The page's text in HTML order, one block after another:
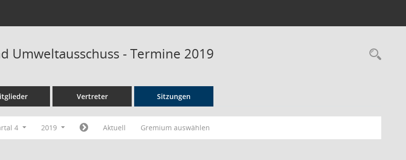
Umweltausschuss - Termine 2019
Vertreter Sitzungen
4 2019 Aktuell Gremium auswählen